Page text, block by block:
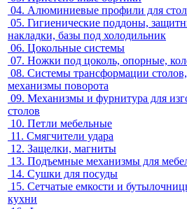
04. Алюминиевые профили для
05. Гигиенические поддоны,
накладки, базы под холодильник
06. Цокольные системы
07. Ножки под цоколь, опорные,
08. Системы трансформации столов,
механизмы поворота
09. Механизмы и фурнитура для
столов
10. Петли мебельные
11. Смягчители удара
12. Защелки, магниты
13. Подъемные механизмы для
14. Сушки для посуды
15. Сетчатые емкости и
кухни